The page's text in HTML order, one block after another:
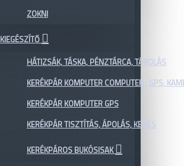
ZOKNI
KIEGÉSZÍTŐ
HÁTIZSÁK, TÁSKA, PÉNZTÁRCA, TÁROLÁS
KERÉKPÁR KOMPUTER COMPUTER , GPS,
KERÉKPÁR KOMPUTER GPS
KERÉKPÁR TISZTÍTÁS, ÁPOLÁS, KENÉS
KERÉKPÁROS BUKÓSISAK